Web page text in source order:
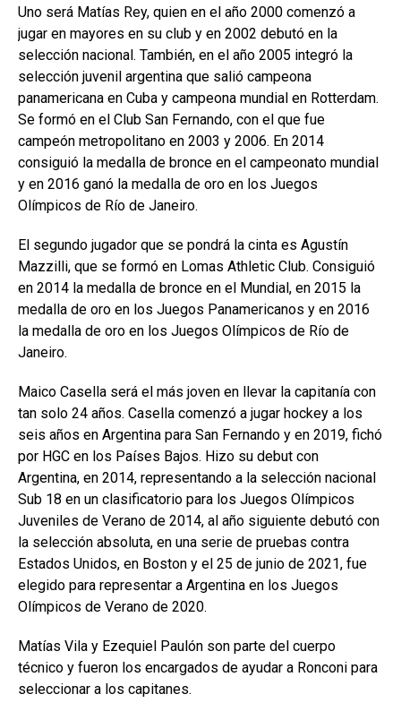
Uno será Matías Rey, quien en el año 2000 comenzó a
jugar en mayores en su club y en 2002 debutó en la
selección nacional. También, en el año 2005 integró la
selección juvenil argentina que salió campeona
panamericana en Cuba y campeona mundial en Rotterdam.
Se formó en el Club San Fernando, con el que fue
campeón metropolitano en 2003 y 2006. En 2014
consiguió la medalla de bronce en el campeonato mundial
y en 2016 ganó la medalla de oro en los Juegos
Olímpicos de Río de Janeiro.
El segundo jugador que se pondrá la cinta es Agustín
Mazzilli, que se formó en Lomas Athletic Club. Consiguió
en 2014 la medalla de bronce en el Mundial, en 2015 la
medalla de oro en los Juegos Panamericanos y en 2016
la medalla de oro en los Juegos Olímpicos de Río de
Janeiro.
Maico Casella será el más joven en llevar la capitanía con
tan solo 24 años. Casella comenzó a jugar hockey a los
seis años en Argentina para San Fernando y en 2019, fichó
por HGC en los Países Bajos. Hizo su debut con
Argentina, en 2014, representando a la selección nacional
Sub 18 en un clasificatorio para los Juegos Olímpicos
Juveniles de Verano de 2014, al año siguiente debutó con
la selección absoluta, en una serie de pruebas contra
Estados Unidos, en Boston y el 25 de junio de 2021, fue
elegido para representar a Argentina en los Juegos
Olímpicos de Verano de 2020.
Matías Vila y Ezequiel Paulón son parte del cuerpo
técnico y fueron los encargados de ayudar a Ronconi para
seleccionar a los capitanes.